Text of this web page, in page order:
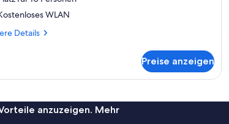
WLAN
Details
Preise anzeigen
anzuzeigen. Mehr